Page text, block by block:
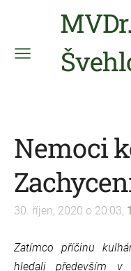
Nemoci
30. říjen, 2020 o 20:03,
Zatímco příčinu
hledali především v